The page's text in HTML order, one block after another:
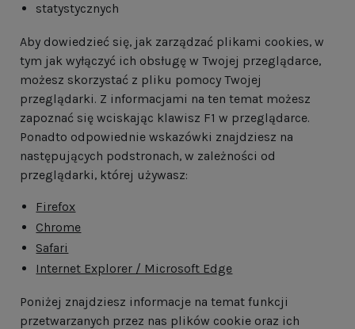
statystycznych
Aby dowiedzieć się, jak zarządzać plikami cookies, w
tym jak wyłączyć ich obsługę w Twojej przeglądarce,
możesz skorzystać z pliku pomocy Twojej
przeglądarki. Z informacjami na ten temat możesz
zapoznać się wciskając klawisz F1 w przeglądarce.
Ponadto odpowiednie wskazówki znajdziesz na
następujących podstronach, w zależności od
przeglądarki, której używasz:
Firefox
Chrome
Safari
Internet Explorer / Microsoft Edge
Poniżej znajdziesz informacje na temat funkcji
przetwarzanych przez nas plików cookie oraz ich